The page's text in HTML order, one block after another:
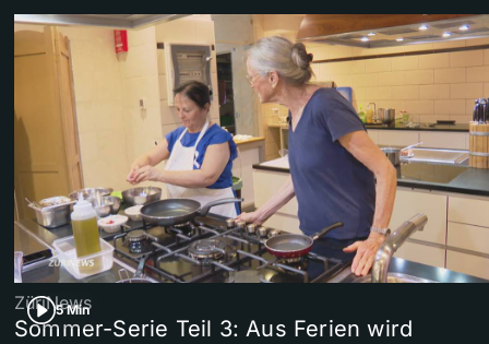
5 Min
ZüriNews
Sommer-Serie Teil 3: Aus Ferien wird